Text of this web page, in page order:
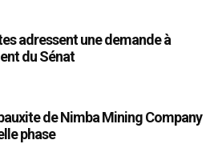
adressent une demande à
du Sénat
de Nimba Mining Company
phase